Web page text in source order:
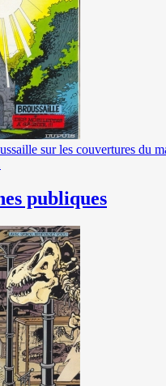
sur les couvertures du
publiques